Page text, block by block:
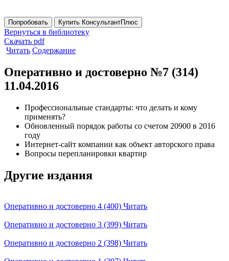
Попробовать Купить КонсультантПлюс
Вернуться в библиотеку
Скачать pdf
Читать Содержание
Оперативно и достоверно №7 (314)
11.04.2016
Профессиональные стандарты: что делать и кому
применять?
Обновленный порядок работы со счетом 20900 в 2016
году
Интернет-сайт компании как объект авторского права
Вопросы перепланировки квартир
Другие издания
Оперативно и достоверно 4 (400) Читать
Оперативно и достоверно 3 (399) Читать
Оперативно и достоверно 2 (398) Читать